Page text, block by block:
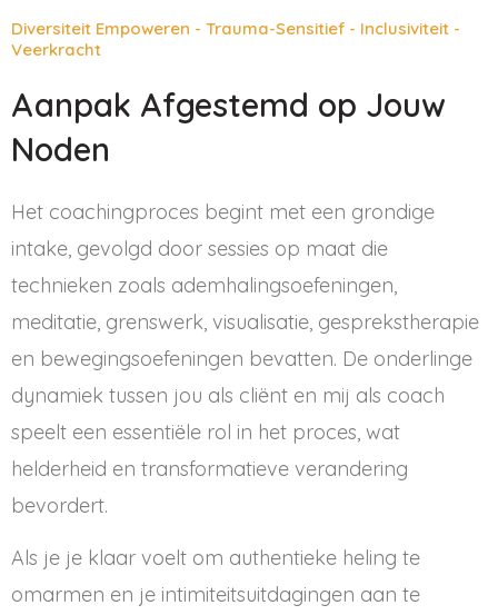
Diversiteit Empoweren - Trauma-Sensitief - Inclusiviteit -
Veerkracht
Aanpak Afgestemd op Jouw
Noden
Het coachingproces begint met een grondige
intake, gevolgd door sessies op maat die
technieken zoals ademhalingsoefeningen,
meditatie, grenswerk, visualisatie, gesprekstherapie
en bewegingsoefeningen bevatten. De onderlinge
dynamiek tussen jou als cliënt en mij als coach
speelt een essentiële rol in het proces, wat
helderheid en transformatieve verandering
bevordert.
Als je je klaar voelt om authentieke heling te
omarmen en je intimiteitsuitdagingen aan te